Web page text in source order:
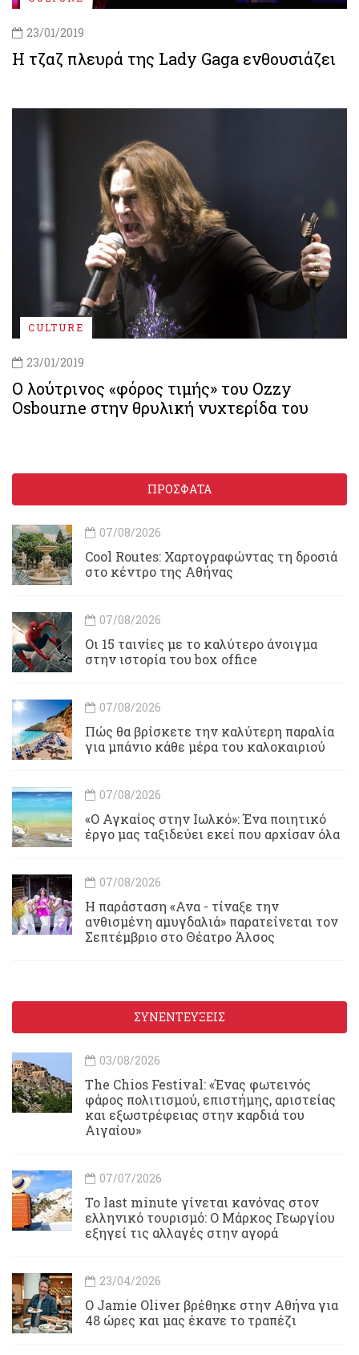
23/01/2019
Η τζαζ πλευρά της Lady Gaga ενθουσιάζει
CULTURE
23/01/2019
Ο λούτρινος «φόρος τιμής» του Ozzy
Osbourne στην θρυλική νυχτερίδα του
ΠΡΟΣΦΑΤΑ
07/08/2026
Cool Routes: Χαρτογραφώντας τη δροσιά
στο κέντρο της Αθήνας
07/08/2026
Οι 15 ταινίες με το καλύτερο άνοιγμα
στην ιστορία του box office
07/08/2026
Πώς θα βρίσκετε την καλύτερη παραλία
για μπάνιο κάθε μέρα του καλοκαιριού
07/08/2026
«Ο Αγκαίος στην Ιωλκό»: Ένα ποιητικό
έργο μας ταξιδεύει εκεί που αρχίσαν όλα
07/08/2026
Η παράσταση «Ανα - τίναξε την
ανθισμένη αμυγδαλιά» παρατείνεται τον
Σεπτέμβριο στο Θέατρο Άλσος
ΣΥΝΕΝΤΕΥΞΕΙΣ
03/08/2026
Τhe Chios Festival: «Ένας φωτεινός
φάρος πολιτισμού, επιστήμης, αριστείας
και εξωστρέφειας στην καρδιά του
Αιγαίου»
07/07/2026
Το last minute γίνεται κανόνας στον
ελληνικό τουρισμό: Ο Μάρκος Γεωργίου
εξηγεί τις αλλαγές στην αγορά
23/04/2026
Ο Jamie Oliver βρέθηκε στην Αθήνα για
48 ώρες και μας έκανε το τραπέζι